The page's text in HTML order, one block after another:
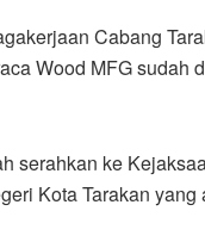
Cabang
Wood MFG sudah
serahkan ke
Kota Tarakan